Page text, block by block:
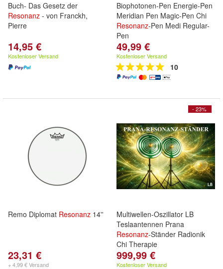
Buch- Das Gesetz der
Resonanz - von Franckh,
Pierre
14,95 €
Kostenloser Versand
Biophotonen-Pen Energie-Pen
Meridian Pen Magic-Pen Chi
Resonanz-Pen Medi Regular-
Pen
49,99 €
Kostenloser Versand
10
Remo Diplomat Resonanz 14''
23,31 €
+ 4,99 € Versand
- 23%
Multiwellen-Oszillator LB
Teslaantennen Prana
Resonanz-Ständer Radionik
Chi Therapie
999,99 €
Kostenloser Versand